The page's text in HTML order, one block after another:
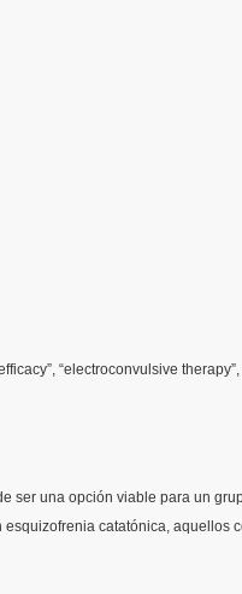
“electroconvulsive
ser una opción viable para un
esquizofrenia catatónica, aquellos